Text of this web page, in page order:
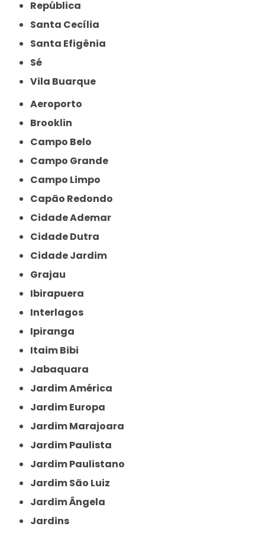
República
Santa Cecília
Santa Efigênia
Sé
Vila Buarque
Aeroporto
Brooklin
Campo Belo
Campo Grande
Campo Limpo
Capão Redondo
Cidade Ademar
Cidade Dutra
Cidade Jardim
Grajau
Ibirapuera
Interlagos
Ipiranga
Itaim Bibi
Jabaquara
Jardim América
Jardim Europa
Jardim Marajoara
Jardim Paulista
Jardim Paulistano
Jardim São Luiz
Jardim Ângela
Jardins